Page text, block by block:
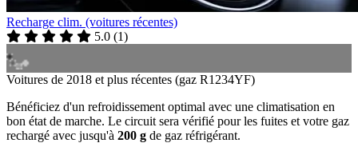
Recharge clim. (voitures récentes)
5.0 (1)
Voitures de 2018 et plus récentes (gaz R1234YF)
Bénéficiez d'un refroidissement optimal avec une climatisation en
bon état de marche. Le circuit sera vérifié pour les fuites et votre gaz
rechargé avec jusqu'à 200 g de gaz réfrigérant.